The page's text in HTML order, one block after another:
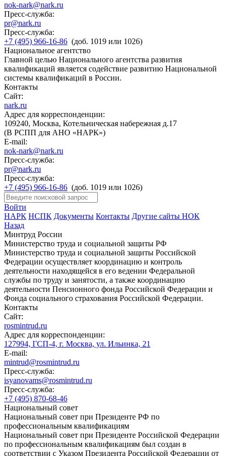
nok-nark@nark.ru
Пресс-служба:
pr@nark.ru
Пресс-служба:
+7 (495) 966-16-86 (доб. 1019 или 1026)
Национальное агентство
Главной целью Национального агентства развития
квалификаций является содействие развитию Национальной
системы квалификаций в России.
Контакты
Сайт:
nark.ru
Адрес для корреспонденции:
109240, Москва, Котельническая набережная д.17
(В РСПП для АНО «НАРК»)
E-mail:
nok-nark@nark.ru
Пресс-служба:
pr@nark.ru
Пресс-служба:
+7 (495) 966-16-86 (доб. 1019 или 1026)
Войти
НАРК НСПК Документы Контакты Другие сайты НОК
Назад
Минтруд России
Министерство труда и социальной защиты РФ
Министерство труда и социальной защиты Российской
Федерации осуществляет координацию и контроль
деятельности находящейся в его ведении Федеральной
службы по труду и занятости, а также координацию
деятельности Пенсионного фонда Российской Федерации и
Фонда социального страхования Российской Федерации.
Контакты
Сайт:
rosmintrud.ru
Адрес для корреспонденции:
127994, ГСП-4, г. Москва, ул. Ильинка, 21
E-mail:
mintrud@rosmintrud.ru
Пресс-служба:
isyanovams@rosmintrud.ru
Пресс-служба:
+7 (495) 870-68-46
Национальный совет
Национальный совет при Президенте РФ по
профессиональным квалификациям
Национальный совет при Президенте Российской Федерации
по профессиональным квалификациям был создан в
соответствии с Указом Президента Российской Федерации от